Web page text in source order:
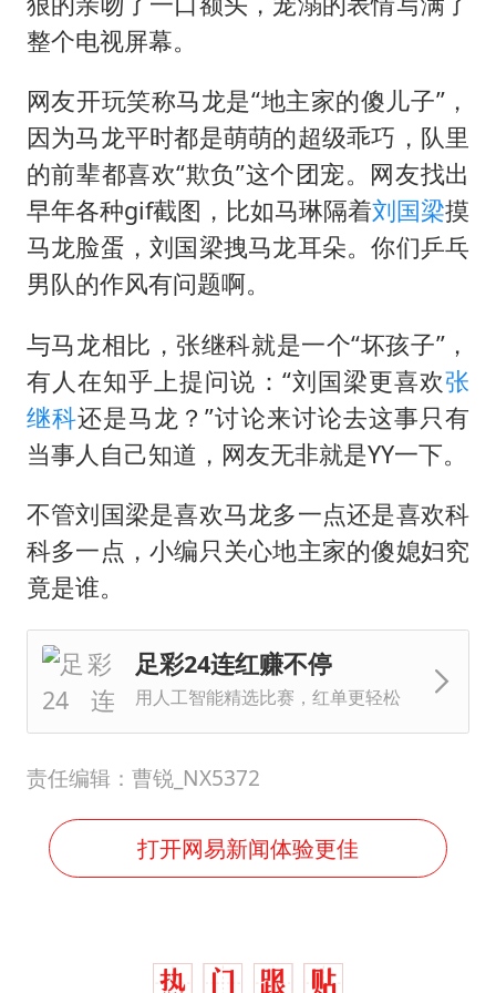
上半年国内手机销量TOP30出炉
夏日经济乘“热”而上 消费市场向“新”而行
36岁男演员成景区NPC后人气爆棚
白海豚将正面袭击贯穿浙江
宇树王兴兴被问了360多个问题
乐享全民健身 共筑健康中国
整个电视屏幕。
网友开玩笑称马龙是“地主家的傻儿子”，
因为马龙平时都是萌萌的超级乖巧，队里
的前辈都喜欢“欺负”这个团宠。网友找出
早年各种gif截图，比如马琳隔着刘国梁摸
马龙脸蛋，刘国梁拽马龙耳朵。你们乒乓
男队的作风有问题啊。
与马龙相比，张继科就是一个“坏孩子”，
有人在知乎上提问说：“刘国梁更喜欢张
继科还是马龙？”讨论来讨论去这事只有
当事人自己知道，网友无非就是YY一下。
不管刘国梁是喜欢马龙多一点还是喜欢科
科多一点，小编只关心地主家的傻媳妇究
竟是谁。
足彩24连红赚不停
用人工智能精选比赛，红单更轻松
责任编辑：曹锐_NX5372
打开网易新闻体验更佳